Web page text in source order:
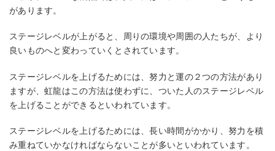
があります。
ステージレベルが上がると、周りの環境や周囲の人たちが、より
良いものへと変わっていくとされています。
ステージレベルを上げるためには、努力と運の２つの方法があり
ますが、虹龍はこの方法は使わずに、ついた人のステージレベル
を上げることができるといわれています。
ステージレベルを上げるためには、長い時間がかかり、努力を積
み重ねていかなければならないことが多いといわれています。